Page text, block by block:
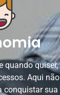
quando quiser,
Aqui não
conquistar sua